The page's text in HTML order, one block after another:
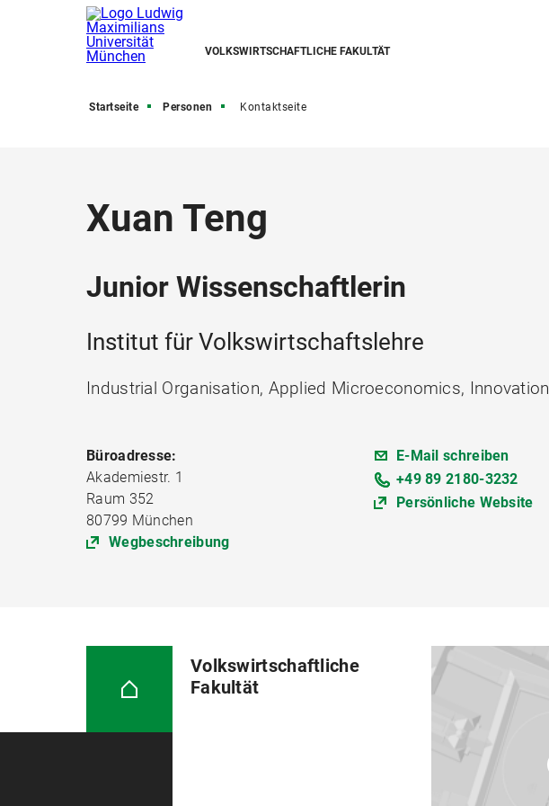
VOLKSWIRTSCHAFTLICHE FAKULTÄT
Startseite Personen Kontaktseite
Xuan Teng
Junior Wissenschaftlerin
Institut für Volkswirtschaftslehre
Industrial Organisation, Applied Microeconomics, Innovation
Büroadresse:
Akademiestr. 1
Raum 352
80799 München
Wegbeschreibung
E-Mail schreiben
+49 89 2180-3232
Persönliche Website
Volkswirtschaftliche
Fakultät